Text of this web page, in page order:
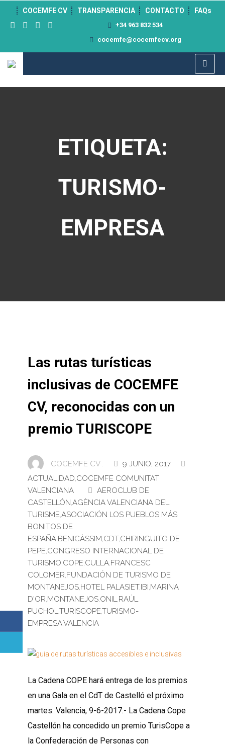
COCEMFE CV TRANSPARENCIA CONTACTO FAQs
+34 963 832 534
cocemfe@cocemfecv.org
ETIQUETA:
TURISMO-
EMPRESA
Las rutas turísticas
inclusivas de COCEMFE
CV, reconocidas con un
premio TURISCOPE
COCEMFE CV .
9 JUNIO, 2017
ACTUALIDAD,COCEMFE COMUNITAT
VALENCIANA
AEROCLUB DE
CASTELLÓN,AGÈNCIA VALENCIANA DEL
TURISME,ASOCIACIÓN LOS PUEBLOS MÁS
BONITOS DE
ESPAÑA,BENICÀSSIM,CDT,CHIRINGUITO DE
PEPE,CONGRESO INTERNACIONAL DE
TURISMO,COPE,CULLA,FRANCESC
COLOMER,FUNDACIÓN DE TURISMO DE
MONTANEJOS,HOTEL PALASIET,IBI,MARINA
D'OR,MONTANEJOS,ONIL,RAÚL
PUCHOL,TURISCOPE,TURISMO-
EMPRESA,VALENCIA
La Cadena COPE hará entrega de los premios
en una Gala en el CdT de Castelló el próximo
martes. Valencia, 9-6-2017.- La Cadena Cope
Castellón ha concedido un premio TurisCope a
la Confederación de Personas con